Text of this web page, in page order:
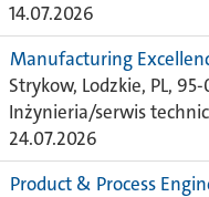
14.07.2026
Manufacturing
Strykow, Lodzkie, PL, 95-
Inżynieria/serwis
24.07.2026
Product & Process